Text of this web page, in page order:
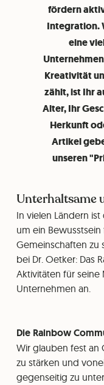
fördern
Integration.
eine
Kreativität
zählt, ist Ihr
Alter, Ihr
Herkunft
Artikel
unseren
Unterhaltsame
In vielen Ländern
um ein
Gemeinschaften zu
bei Dr. Oetker: Das
Aktivitäten für seine
Unternehmen an.
Die Rainbow
Wir glauben fest an
zu stärken und
gegenseitig zu